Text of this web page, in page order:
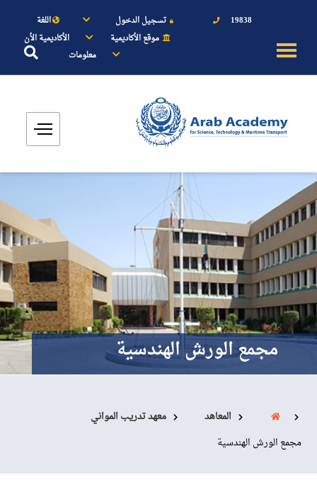
19838 تسجيل الدخول
اللغة
موقع الأكاديمية
الأكاديمية الأن
معلومات
عن الأكاديمية
القبول والتسجيل
الدراسات الأكاديمية
طلبة الأكاديمية
البحث العلمي
التدريب والخدمة المجتمعية
الإستشارات
مجمع الورش الهندسية
المعاهد
معهد تدريب المواني
مجمع الورش الهندسية